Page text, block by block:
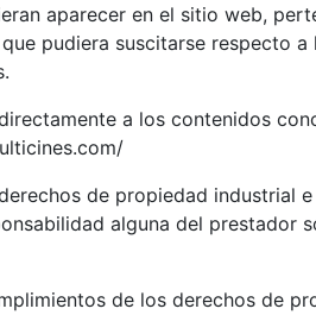
aparecer en el sitio web,
pudiera suscitarse respecto
a los contenidos
de propiedad industrial
alguna del prestador
de los derechos de